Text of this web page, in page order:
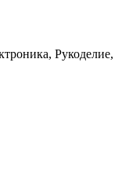
Рукоделие,